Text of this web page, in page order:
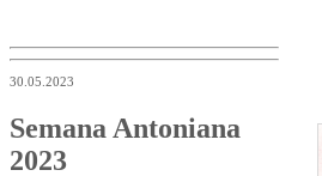
30.05.2023
Semana Antoniana
2023